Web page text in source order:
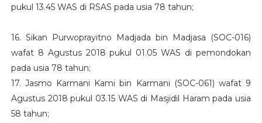
pukul 13.45 WAS di RSAS pada usia 78 tahun;
16. Sikan Purwoprayitno Madjada bin Madjasa (SOC-016)
wafat 8 Agustus 2018 pukul 01.05 WAS di pemondokan
pada usia 78 tahun;
17. Jasmo Karmani Kami bin Karmani (SOC-061) wafat 9
Agustus 2018 pukul 03.15 WAS di Masjidil Haram pada usia
58 tahun;